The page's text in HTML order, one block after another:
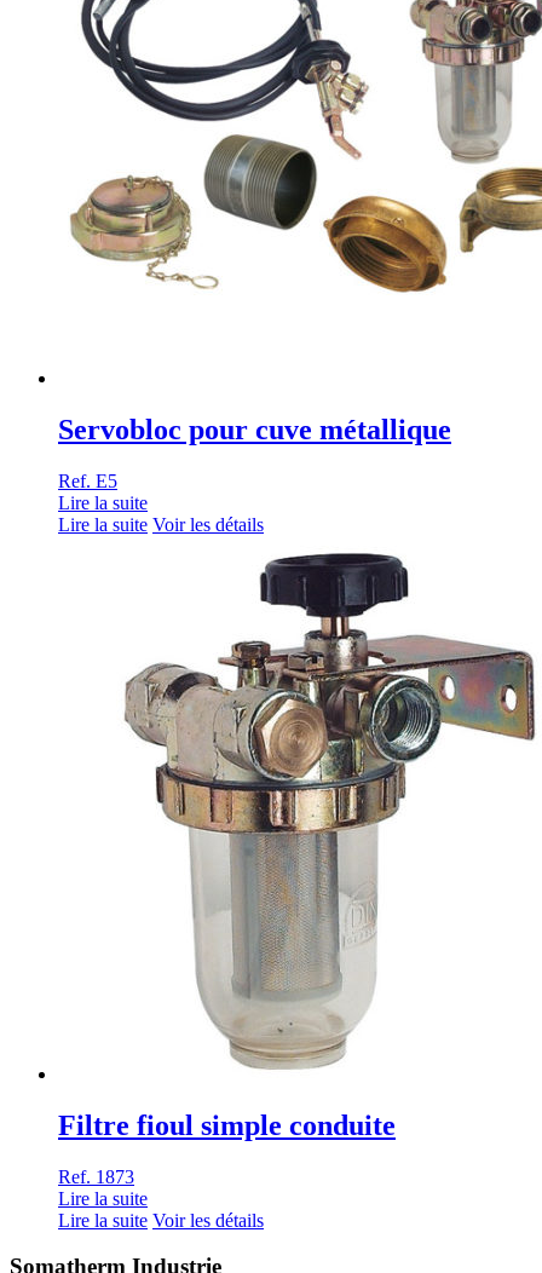
Servobloc pour cuve métallique
Ref. E5
Lire la suite
Lire la suite Voir les détails
Filtre fioul simple conduite
Ref. 1873
Lire la suite
Lire la suite Voir les détails
Somatherm Industrie